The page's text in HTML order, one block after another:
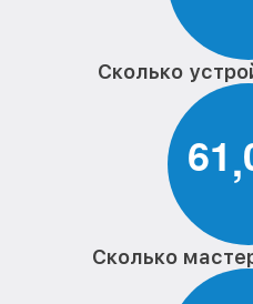
Сколько
61,
Сколько